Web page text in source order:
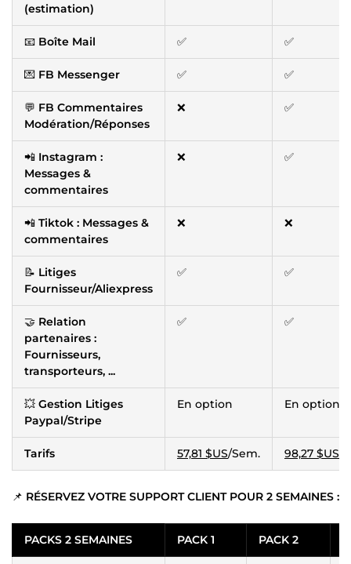
(estimation)
📧 Boîte Mail ✅ ✅
💌 FB Messenger ✅ ✅
💬 FB Commentaires
Modération/Réponses
❌ ✅
📲 Instagram :
Messages &
commentaires
❌ ✅
📲 Tiktok : Messages &
commentaires
❌ ❌
📝 Litiges
Fournisseur/Aliexpress
✅ ✅
🤝 Relation
partenaires :
Fournisseurs,
transporteurs, ...
✅ ✅
💥 Gestion Litiges
Paypal/Stripe
En option En option
Tarifs 57,81 $US/Sem. 98,27 $US
📌 RÉSERVEZ VOTRE SUPPORT CLIENT POUR 2 SEMAINES :
PACKS 2 SEMAINES PACK 1 PACK 2